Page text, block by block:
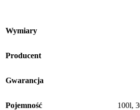
Wymiary
Producent
Gwarancja
Pojemność 100l,